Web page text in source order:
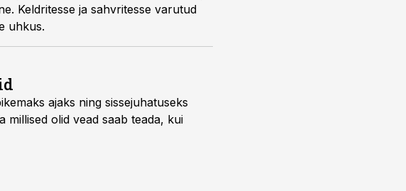
Keldritesse ja sahvritesse varutud
uhkus.
ajaks ning sissejuhatuseks
millised olid vead saab teada, kui